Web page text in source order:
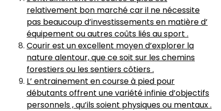
relativement bon marché car il ne nécessite
pas beaucoup d’investissements en matière d’
équipement ou autres coûts liés au sport .
Courir est un excellent moyen d’explorer la
nature alentour, que ce soit sur les chemins
forestiers ou les sentiers côtiers .
L’ entrainement en course à pied pour
débutants offrent une variété infinie d’objectifs
personnels , qu’ils soient physiques ou mentaux .